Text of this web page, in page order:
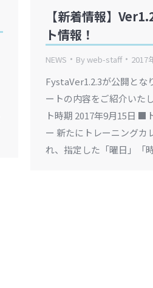
【新着情報】
ト情報！
NEWS Byweb-staff 2017
FystaVer1.2.3が公開とな
ートの内容をご紹介いた
ト時期 2017年9月15日 ■
ー 新たにトレーニングカ
れ、指定した「曜日」「